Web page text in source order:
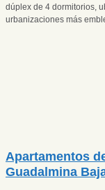
dúplex de 4 dormitorios,
urbanizaciones más
Apartamentos
Guadalmina